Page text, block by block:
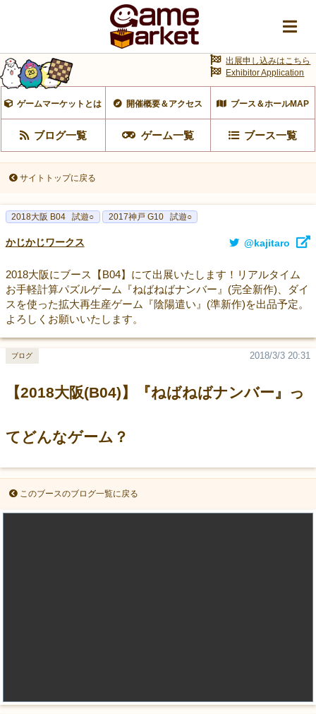
ゲームマーケットとは 開催概要＆アクセス ブース＆ホールMAP
ブログ一覧 ゲーム一覧 ブース一覧
出展申し込みはこちら
Exhibitor Application
サイトトップに戻る
2018大阪 B04 試遊○ 2017神戸 G10 試遊○
かじかじワークス @kajitaro
2018大阪にブース【B04】にて出展いたします！リアルタイム
お手軽計算パズルゲーム『ねばねばナンバー』(完全新作)、ダイ
スを使った拡大再生産ゲーム『陰陽遣い』(準新作)を出品予定。
よろしくお願いいたします。
【2018大阪(B04)】『ねばねばナンバー』っ
てどんなゲーム？
2018/3/3 20:31
ブログ
このブースのブログ一覧に戻る